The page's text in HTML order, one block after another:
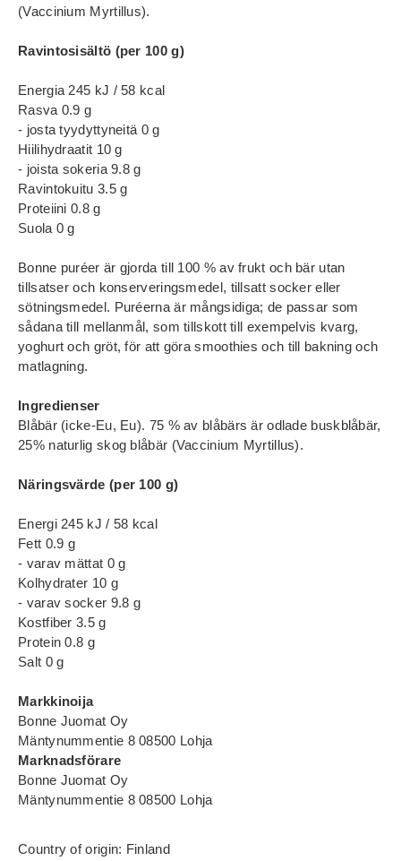
(Vaccinium Myrtillus).
Ravintosisältö (per 100 g)
Energia 245 kJ / 58 kcal
Rasva 0.9 g
- josta tyydyttyneitä 0 g
Hiilihydraatit 10 g
- joista sokeria 9.8 g
Ravintokuitu 3.5 g
Proteiini 0.8 g
Suola 0 g
Bonne puréer är gjorda till 100 % av frukt och bär utan
tillsatser och konserveringsmedel, tillsatt socker eller
sötningsmedel. Puréerna är mångsidiga; de passar som
sådana till mellanmål, som tillskott till exempelvis kvarg,
yoghurt och gröt, för att göra smoothies och till bakning och
matlagning.
Ingredienser
Blåbär (icke-Eu, Eu). 75 % av blåbärs är odlade buskblåbär,
25% naturlig skog blåbär (Vaccinium Myrtillus).
Näringsvärde (per 100 g)
Energi 245 kJ / 58 kcal
Fett 0.9 g
- varav mättat 0 g
Kolhydrater 10 g
- varav socker 9.8 g
Kostfiber 3.5 g
Protein 0.8 g
Salt 0 g
Markkinoija
Bonne Juomat Oy
Mäntynummentie 8 08500 Lohja
Marknadsförare
Bonne Juomat Oy
Mäntynummentie 8 08500 Lohja
Country of origin: Finland